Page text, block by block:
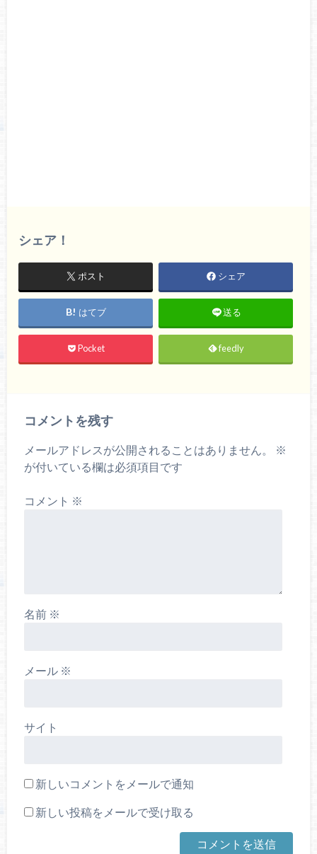
シェア！
ポスト シェア
はてブ 送る
Pocket feedly
コメントを残す
メールアドレスが公開されることはありません。
※
が付いている欄は必須項目です
コメント ※
名前 ※
メール ※
サイト
新しいコメントをメールで通知
新しい投稿をメールで受け取る